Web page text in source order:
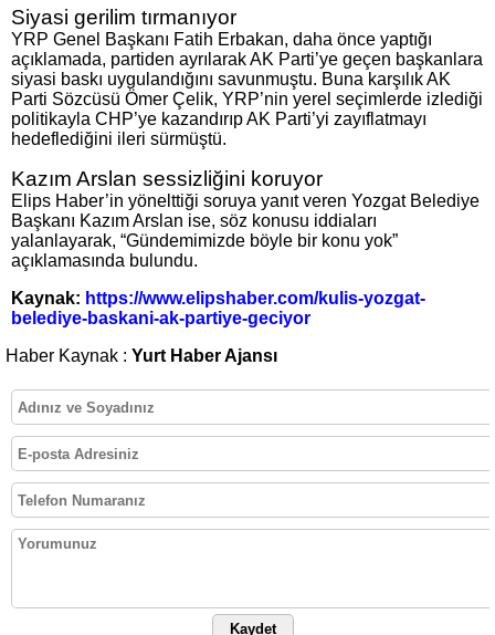
Siyasi gerilim tırmanıyor
YRP Genel Başkanı Fatih Erbakan, daha önce yaptığı
açıklamada, partiden ayrılarak AK Parti’ye geçen başkanlara
siyasi baskı uygulandığını savunmuştu. Buna karşılık AK
Parti Sözcüsü Ömer Çelik, YRP’nin yerel seçimlerde izlediği
politikayla CHP’ye kazandırıp AK Parti’yi zayıflatmayı
hedeflediğini ileri sürmüştü.
Kazım Arslan sessizliğini koruyor
Elips Haber’in yönelttiği soruya yanıt veren Yozgat Belediye
Başkanı Kazım Arslan ise, söz konusu iddiaları
yalanlayarak, “Gündemimizde böyle bir konu yok”
açıklamasında bulundu.
Kaynak: https://www.elipshaber.com/kulis-yozgat-
belediye-baskani-ak-partiye-geciyor
Haber Kaynak : Yurt Haber Ajansı
Kaydet